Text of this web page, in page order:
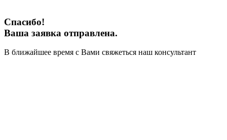
Спасибо!
Ваша заявка отправлена.
В ближайшее время с Вами свяжеться наш консультант